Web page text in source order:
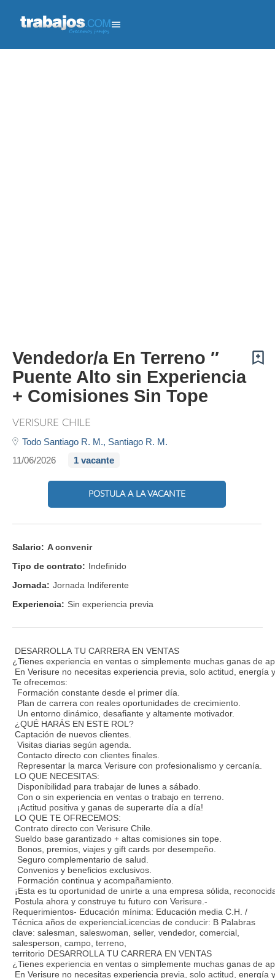
Vendedor/a En Terreno ″
Puente Alto sin Experiencia
+ Comisiones Sin Tope
VERISURE CHILE
Todo Santiago R. M., Santiago R. M.
11/06/2026
1 vacante
POSTULA A LA VACANTE
Salario: A convenir
Tipo de contrato: Indefinido
Jornada: Jornada Indiferente
Experiencia: Sin experiencia previa
DESARROLLA TU CARRERA EN VENTAS
¿Tienes experiencia en ventas o simplemente muchas ganas de
En Verisure no necesitas experiencia previa, solo actitud,
Te ofrecemos:
Formación constante desde el primer día.
Plan de carrera con reales oportunidades de crecimiento.
Un entorno dinámico, desafiante y altamente motivador.
¿QUÉ HARÁS EN ESTE ROL?
Captación de nuevos clientes.
Visitas diarias según agenda.
Contacto directo con clientes finales.
Representar la marca Verisure con profesionalismo y cercanía.
LO QUE NECESITAS:
Disponibilidad para trabajar de lunes a sábado.
Con o sin experiencia en ventas o trabajo en terreno.
¡Actitud positiva y ganas de superarte día a día!
LO QUE TE OFRECEMOS:
Contrato directo con Verisure Chile.
Sueldo base garantizado + altas comisiones sin tope.
Bonos, premios, viajes y gift cards por desempeño.
Seguro complementario de salud.
Convenios y beneficios exclusivos.
Formación continua y acompañamiento.
¡Esta es tu oportunidad de unirte a una empresa sólida,
Postula ahora y construye tu futuro con Verisure.-
Requerimientos- Educación mínima: Educación media C.H. /
Técnica años de experienciaLicencias de conducir: B Palabras
clave: salesman, saleswoman, seller, vendedor, comercial,
salesperson, campo, terreno,
territorio DESARROLLA TU CARRERA EN VENTAS
¿Tienes experiencia en ventas o simplemente muchas ganas de
En Verisure no necesitas experiencia previa, solo actitud,